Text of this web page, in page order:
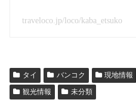
traveloco.jp/loco/kaba_etsuko
タイ バンコク 現地情報
観光情報
未分類